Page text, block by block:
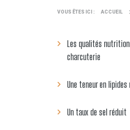
VOUS ÊTES ICI : ACCUEIL
Les qualités
charcuterie
Une teneur en
Un taux de sel réduit